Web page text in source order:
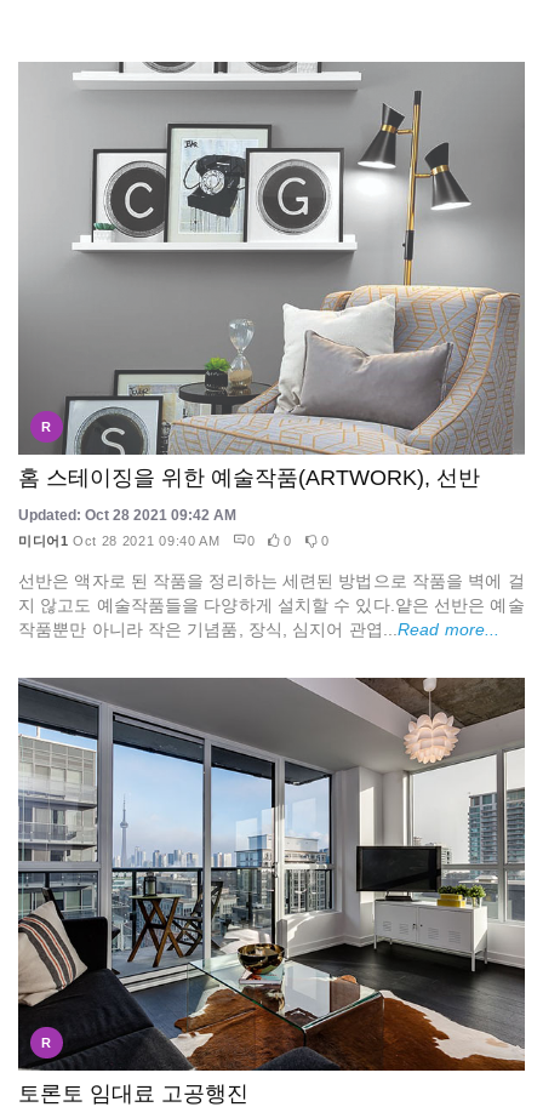
R
홈 스테이징을 위한 예술작품(ARTWORK), 선반
Updated: Oct 28 2021 09:42 AM
미디어1 Oct 28 2021 09:40 AM 0 0 0
선반은 액자로 된 작품을 정리하는 세련된 방법으로 작품을 벽에 걸
지 않고도 예술작품들을 다양하게 설치할 수 있다.얕은 선반은 예술
작품뿐만 아니라 작은 기념품, 장식, 심지어 관엽... Read more...
R
토론토 임대료 고공행진